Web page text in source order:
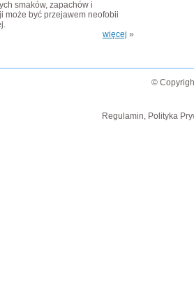
smaków, zapachów i
może być przejawem neofobii
więcej »
©
Regulamin, Polityka